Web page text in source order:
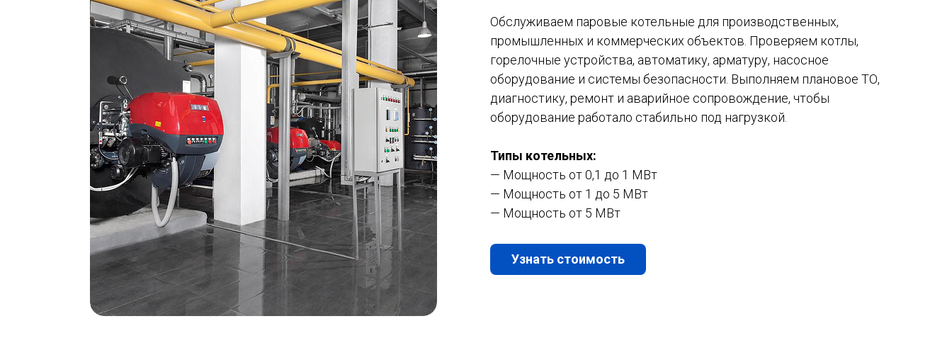
Обслуживаем паровые котельные для производственных,
промышленных и коммерческих объектов. Проверяем котлы,
горелочные устройства, автоматику, арматуру, насосное
оборудование и системы безопасности. Выполняем плановое ТО,
диагностику, ремонт и аварийное сопровождение, чтобы
оборудование работало стабильно под нагрузкой.
Типы котельных:
— Мощность от 0,1 до 1 МВт
— Мощность от 1 до 5 МВт
— Мощность от 5 МВт
Узнать стоимость